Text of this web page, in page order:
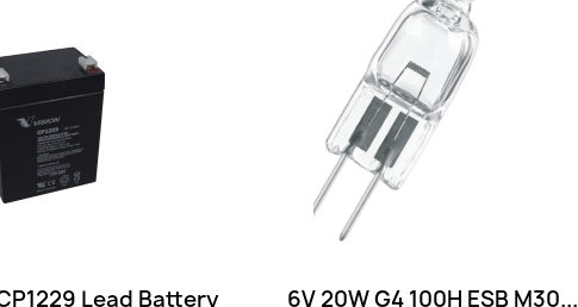
Lead Battery 6V 20W G4 100H ESB M30...